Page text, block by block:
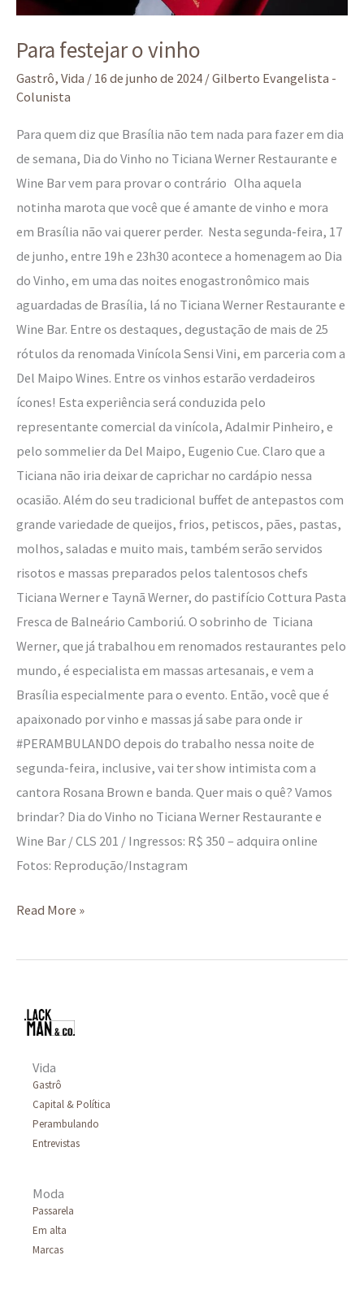
Para festejar o vinho
Gastrô, Vida / 16 de junho de 2024 /Gilberto Evangelista -
Colunista
Para quem diz que Brasília não tem nada para fazer em dia
de semana, Dia do Vinho no Ticiana Werner Restaurante e
Wine Bar vem para provar o contrário Olha aquela
notinha marota que você que é amante de vinho e mora
em Brasília não vai querer perder. Nesta segunda-feira, 17
de junho, entre 19h e 23h30 acontece a homenagem ao Dia
do Vinho, em uma das noites enogastronômico mais
aguardadas de Brasília, lá no Ticiana Werner Restaurante e
Wine Bar. Entre os destaques, degustação de mais de 25
rótulos da renomada Vinícola Sensi Vini, em parceria com a
Del Maipo Wines. Entre os vinhos estarão verdadeiros
ícones! Esta experiência será conduzida pelo
representante comercial da vinícola, Adalmir Pinheiro, e
pelo sommelier da Del Maipo, Eugenio Cue. Claro que a
Ticiana não iria deixar de caprichar no cardápio nessa
ocasião. Além do seu tradicional buffet de antepastos com
grande variedade de queijos, frios, petiscos, pães, pastas,
molhos, saladas e muito mais, também serão servidos
risotos e massas preparados pelos talentosos chefs
Ticiana Werner e Taynã Werner, do pastifício Cottura Pasta
Fresca de Balneário Camboriú. O sobrinho de Ticiana
Werner, que já trabalhou em renomados restaurantes pelo
mundo, é especialista em massas artesanais, e vem a
Brasília especialmente para o evento. Então, você que é
apaixonado por vinho e massas já sabe para onde ir
#PERAMBULANDO depois do trabalho nessa noite de
segunda-feira, inclusive, vai ter show intimista com a
cantora Rosana Brown e banda. Quer mais o quê? Vamos
brindar? Dia do Vinho no Ticiana Werner Restaurante e
Wine Bar / CLS 201 / Ingressos: R$ 350 – adquira online
Fotos: Reprodução/Instagram
Read More »
Vida
Gastrô
Capital & Política
Perambulando
Entrevistas
Moda
Passarela
Em alta
Marcas